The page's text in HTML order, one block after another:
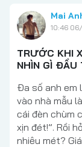
Mai
10:46
TRƯỚC KHI
NHÌN GÌ ĐẦU
Đa số anh em
vào nhà mẫu
cái đèn chùm
xịn đét!”. Rồi
nhiêu mét?